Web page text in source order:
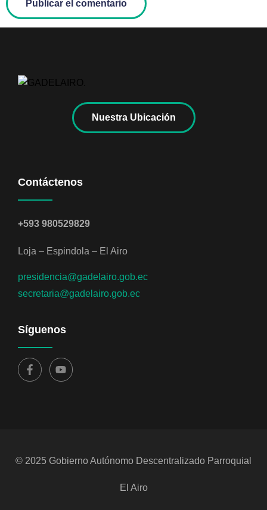
Nuestra Ubicación
Contáctenos
+593 980529829
Loja – Espindola – El Airo
presidencia@gadelairo.gob.ec
secretaria@gadelairo.gob.ec
Síguenos
© 2025 Gobierno Autónomo Descentralizado Parroquial
El Airo